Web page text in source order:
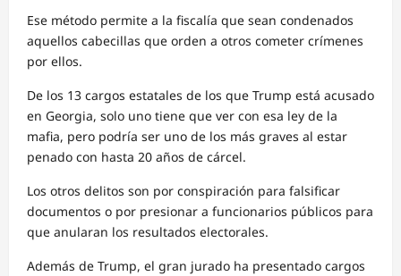
Ese método permite a la fiscalía que sean condenados
aquellos cabecillas que orden a otros cometer crímenes
por ellos.
De los 13 cargos estatales de los que Trump está acusado
en Georgia, solo uno tiene que ver con esa ley de la
mafia, pero podría ser uno de los más graves al estar
penado con hasta 20 años de cárcel.
Los otros delitos son por conspiración para falsificar
documentos o por presionar a funcionarios públicos para
que anularan los resultados electorales.
Además de Trump, el gran jurado ha presentado cargos